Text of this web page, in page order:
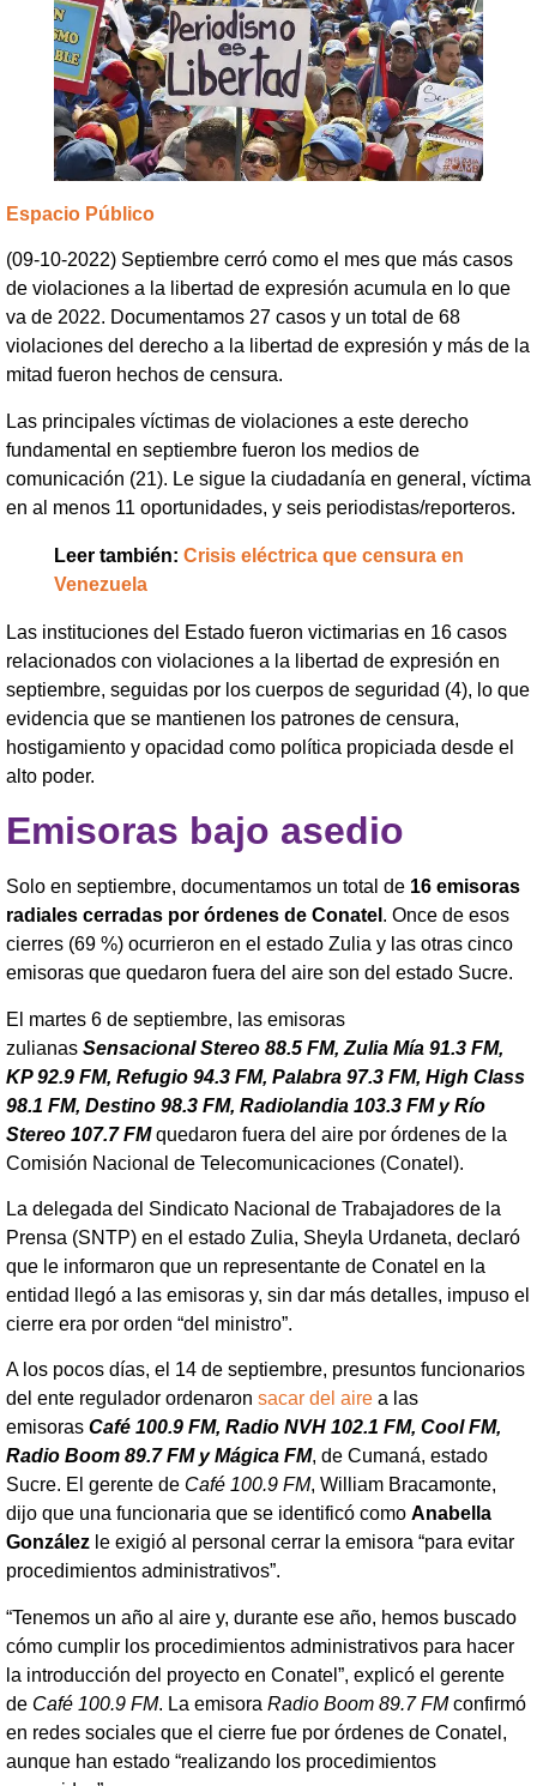
Espacio Público
(09-10-2022) Septiembre cerró como el mes que más casos
de violaciones a la libertad de expresión acumula en lo que
va de 2022. Documentamos 27 casos y un total de 68
violaciones del derecho a la libertad de expresión y más de la
mitad fueron hechos de censura.
Las principales víctimas de violaciones a este derecho
fundamental en septiembre fueron los medios de
comunicación (21). Le sigue la ciudadanía en general, víctima
en al menos 11 oportunidades, y seis periodistas/reporteros.
Leer también: Crisis eléctrica que censura en
Venezuela
Las instituciones del Estado fueron victimarias en 16 casos
relacionados con violaciones a la libertad de expresión en
septiembre, seguidas por los cuerpos de seguridad (4), lo que
evidencia que se mantienen los patrones de censura,
hostigamiento y opacidad como política propiciada desde el
alto poder.
Emisoras bajo asedio
Solo en septiembre, documentamos un total de 16 emisoras
radiales cerradas por órdenes de Conatel . Once de esos
cierres (69 %) ocurrieron en el estado Zulia y las otras cinco
emisoras que quedaron fuera del aire son del estado Sucre.
El martes 6 de septiembre, las emisoras
zulianas Sensacional Stereo 88.5 FM, Zulia Mía 91.3 FM,
KP 92.9 FM, Refugio 94.3 FM, Palabra 97.3 FM, High Class
98.1 FM, Destino 98.3 FM, Radiolandia 103.3 FM y Río
Stereo 107.7 FMquedaron fuera del aire por órdenes de la
Comisión Nacional de Telecomunicaciones (Conatel).
La delegada del Sindicato Nacional de Trabajadores de la
Prensa (SNTP) en el estado Zulia, Sheyla Urdaneta, declaró
que le informaron que un representante de Conatel en la
entidad llegó a las emisoras y, sin dar más detalles, impuso el
cierre era por orden “del ministro”.
A los pocos días, el 14 de septiembre, presuntos funcionarios
del ente regulador ordenaron sacar del aire a las
emisoras Café 100.9 FM, Radio NVH 102.1 FM, Cool FM,
Radio Boom 89.7 FM y Mágica FM, de Cumaná, estado
Sucre. El gerente de Café 100.9 FM, William Bracamonte,
dijo que una funcionaria que se identificó como Anabella
González le exigió al personal cerrar la emisora “para evitar
procedimientos administrativos”.
“Tenemos un año al aire y, durante ese año, hemos buscado
cómo cumplir los procedimientos administrativos para hacer
la introducción del proyecto en Conatel”, explicó el gerente
de Café 100.9 FM. La emisora Radio Boom 89.7 FMconfirmó
en redes sociales que el cierre fue por órdenes de Conatel,
aunque han estado “realizando los procedimientos